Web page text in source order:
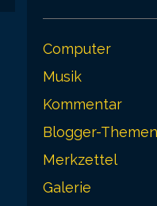
Computer
Musik
Kommentar
Blogger-Themen
Merkzettel
Galerie